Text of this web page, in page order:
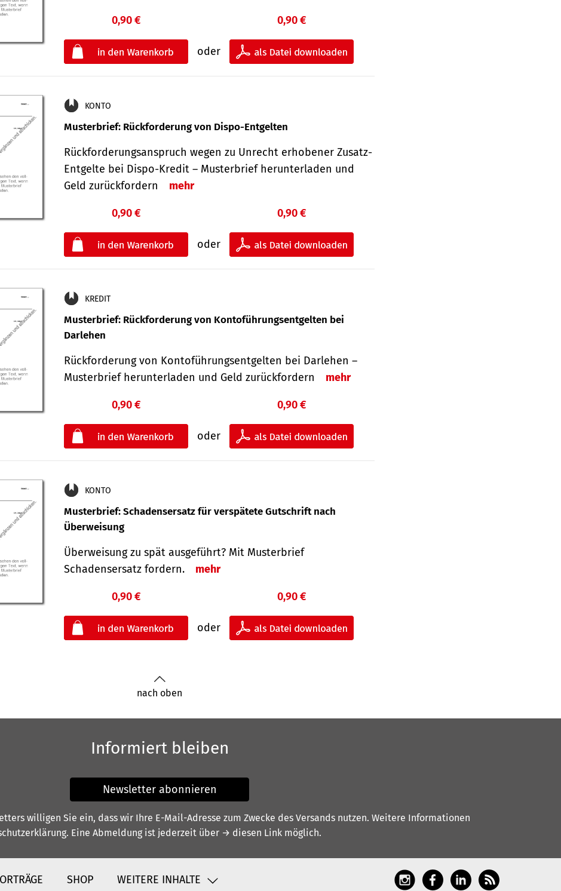
0,90 €
oder
0,90 €
KONTO
Musterbrief: Rückforderung von Dispo-Entgelten
Rückforderungsanspruch wegen zu Unrecht erhobener Zusatz-
Entgelte bei Dispo-Kredit – Musterbrief herunterladen und
Geld zurückfordern
mehr
0,90 €
oder
0,90 €
KREDIT
Musterbrief: Rückforderung von Kontoführungsentgelten bei
Darlehen
Rückforderung von Kontoführungsentgelten bei Darlehen –
Musterbrief herunterladen und Geld zurückfordern
mehr
0,90 €
oder
0,90 €
KONTO
Musterbrief: Schadensersatz für verspätete Gutschrift nach
Überweisung
Überweisung zu spät ausgeführt? Mit Musterbrief
Schadensersatz fordern.
mehr
0,90 €
oder
0,90 €
nach oben
Informiert bleiben
Newsletter abonnieren
willigen Sie ein, dass wir Ihre E-Mail-Adresse zum Zwecke des Versands nutzen. Weitere Informationen
. Eine Abmeldung ist jederzeit über → diesen Link möglich.
SHOP WEITERE INHALTE